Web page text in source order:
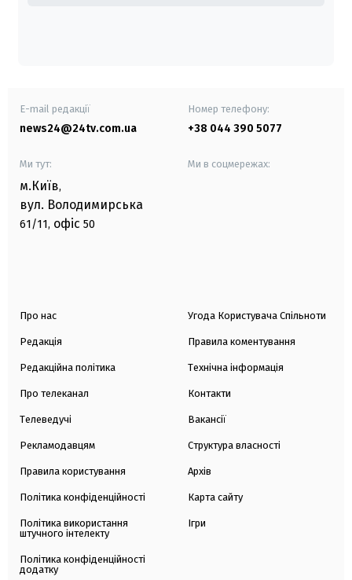
E-mail редакції
news24@24tv.com.ua
Номер телефону:
+38 044 390 5077
Ми тут:
м.Київ,
вул. Володимирська
61/11, офіс 50
Ми в соцмережах:
Про нас
Редакція
Редакційна політика
Про телеканал
Телеведучі
Рекламодавцям
Правила користування
Політика конфіденційності
Політика використання
штучного інтелекту
Політика конфіденційності
додатку
Угода Користувача Спільноти
Правила коментування
Технічна інформація
Контакти
Вакансії
Структура власності
Архів
Карта сайту
Ігри